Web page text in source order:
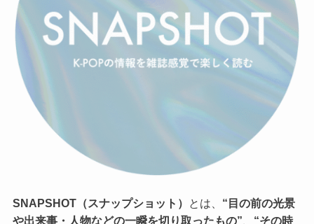
SNAPSHOT（スナップショット） とは、 “目の前の光景
や出来事・人物などの一瞬を切り取ったもの”
“その時